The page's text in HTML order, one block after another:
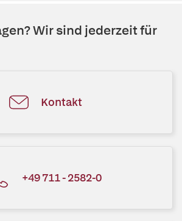
Wir sind jederzeit für
Kontakt
+49 711 - 2582-0